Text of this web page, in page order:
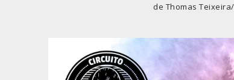
de Thomas